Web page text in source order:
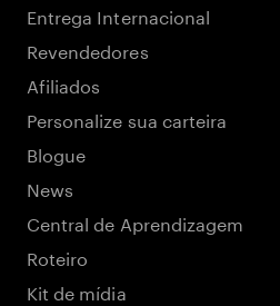
Entrega Internacional
Revendedores
Afiliados
Personalize sua carteira
Blogue
News
Central de Aprendizagem
Roteiro
Kit de mídia